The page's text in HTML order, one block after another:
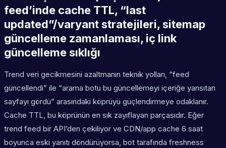
feed’inde cache TTL, “last
updated”/varyant stratejileri, sitemap
güncelleme zamanlaması, iç link
güncelleme sıklığı
Trend veri gecikmesini azaltmanın teknik yolları, “feed
güncellendi” ile “arama botu bu güncellemeyi içeriğe yansıtan
sayfayı gördü” arasındaki köprüyü güçlendirmeye odaklanır.
Cache TTL, bu köprünün en sık zayıflayan parçasıdır. Eğer
trend feed bir API’den çekiliyor ve CDN/app cache 6 saat
boyunca eski yanıtı döndürüyorsa, bot tarafında freshness